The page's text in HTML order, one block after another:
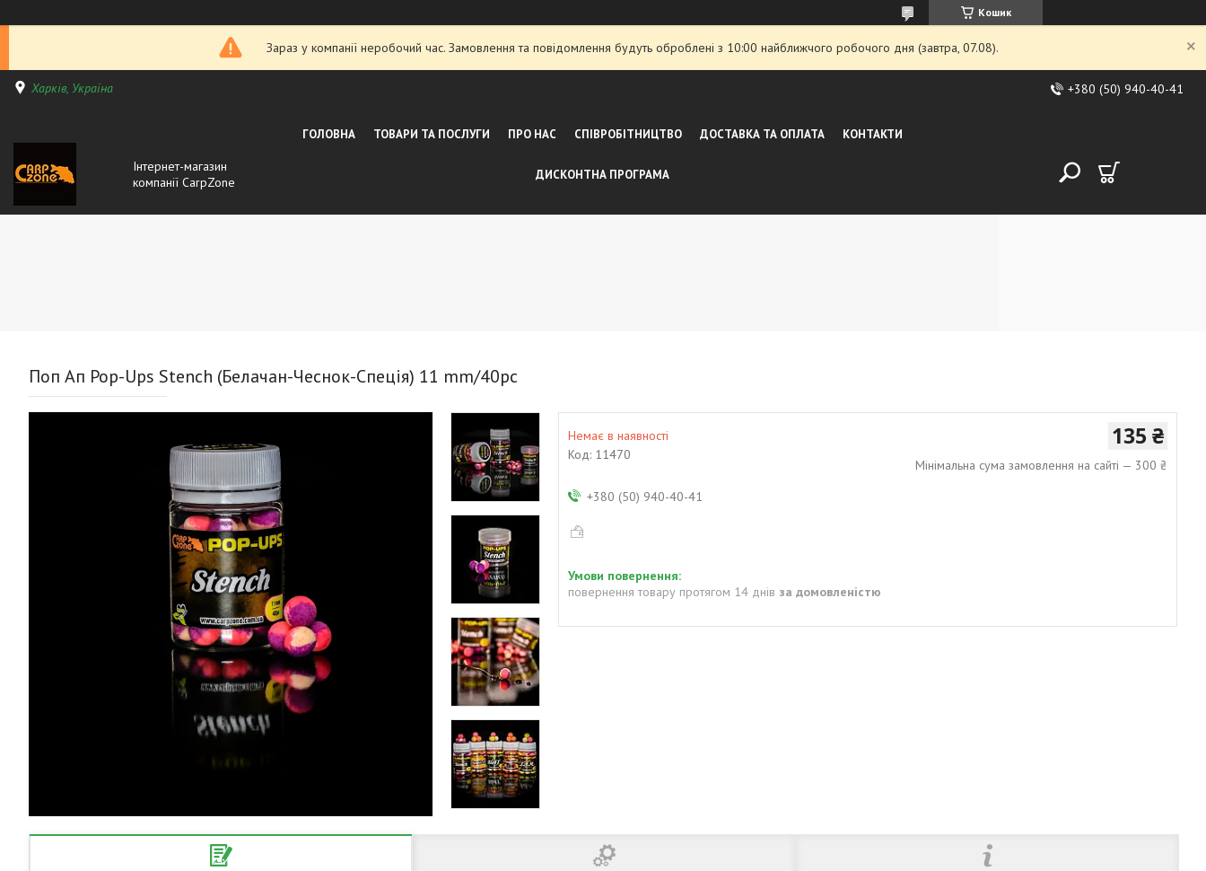
Кошик
Зараз у компанії неробочий час. Замовлення та повідомлення будуть оброблені з 10:00 найближчого робочого дня (завтра, 07.08).
Харків, Україна +380 (50) 940-40-41
Інтернет-магазин
компанії CarpZone
ГОЛОВНА ТОВАРИ ТА ПОСЛУГИ ПРО НАС СПІВРОБІТНИЦТВО ДОСТАВКА ТА ОПЛАТА КОНТАКТИ
ДИСКОНТНА ПРОГРАМА
Поп Ап Pop-Ups Stench (Белачан-Чеснок-Спеція) 11 mm/40pc
Немає в наявності
Код: 11470
135 ₴
Мінімальна сума замовлення на сайті — 300 ₴
+380 (50) 940-40-41
повернення товару протягом 14 днів за домовленістю